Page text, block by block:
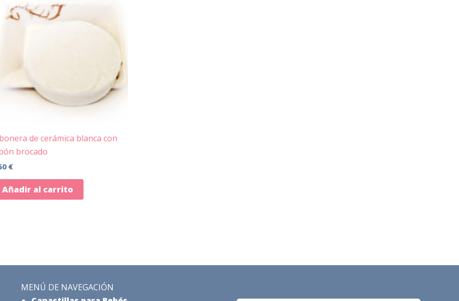
de cerámica blanca con
brocado
€
Añadir al carrito
MENÚ DE NAVEGACIÓN